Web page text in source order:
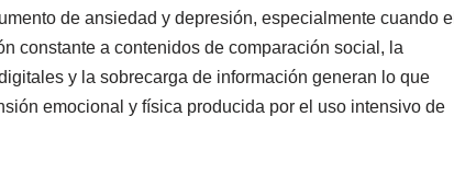
de ansiedad y depresión, especialmente cuando el
constante a contenidos de comparación social, la
y la sobrecarga de información generan lo que
emocional y física producida por el uso intensivo de